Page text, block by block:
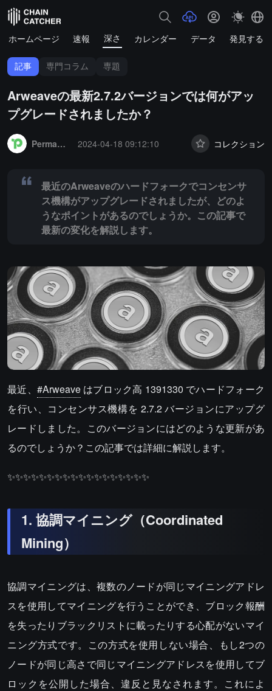
ホームページ 速報 深さ カレンダー データ 発見する
記事 専門コラム 専題
Arweaveの最新2.7.2バージョンでは何がアッ
プグレードされましたか？
PermaDAO
2024-04-18 09:12:10 コレクション
最近のArweaveのハードフォークでコンセンサ
ス機構がアップグレードされましたが、どのよ
うなポイントがあるのでしょうか。この記事で
最新の変化を解説します。
最近、 #Arweaveはブロック高 1391330 でハードフォーク
を行い、コンセンサス機構を 2.7.2 バージョンにアップグ
レードしました。このバージョンにはどのような更新があ
るのでしょうか？この記事では詳細に解説します。
✨✨✨✨✨✨✨✨✨✨✨✨✨✨✨✨✨✨
1. 協調マイニング（Coordinated
Mining）
協調マイニングは、複数のノードが同じマイニングアドレ
スを使用してマイニングを行うことができ、ブロック報酬
を失ったりブラックリストに載ったりする心配がないマイ
ニング方式です。この方式を使用しない場合、もし2つの
ノードが同じ高さで同じマイニングアドレスを使用してブ
ロックを公開した場合、違反と見なされます。これによ